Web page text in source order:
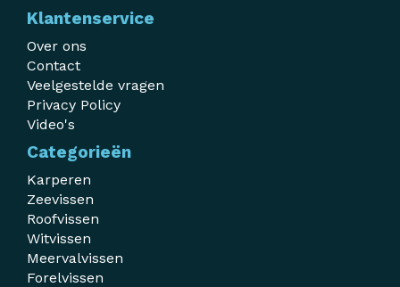
Klantenservice
Over ons
Contact
Veelgestelde vragen
Privacy Policy
Video's
Categorieën
Karperen
Zeevissen
Roofvissen
Witvissen
Meervalvissen
Forelvissen